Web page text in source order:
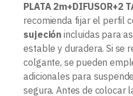
PLATA 2m+DIFUSOR+2
recomienda fijar el perfil
sujeción incluidas para
estable y duradera. Si se
colgante, se pueden
adicionales para
segura. Antes de colocar